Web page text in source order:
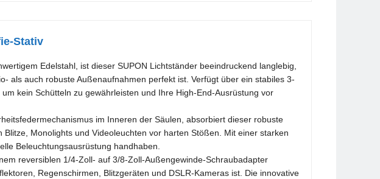
Stativ
Edelstahl, ist dieser SUPON Lichtständer beeindruckend langlebig,
als auch robuste Außenaufnahmen perfekt ist. Verfügt über ein stabiles 3-
kein Schütteln zu gewährleisten und Ihre High-End-Ausrüstung vor
im Inneren der Säulen, absorbiert dieser robuste
Monolights und Videoleuchten vor harten Stößen. Mit einer starken
Beleuchtungsausrüstung handhaben.
reversiblen 1/4-Zoll- auf 3/8-Zoll-Außengewinde-Schraubadapter
Regenschirmen, Blitzgeräten und DSLR-Kameras ist. Die innovative